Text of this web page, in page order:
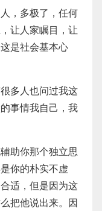
，多极了，任何
让人家瞩目，让
是社会基本心
多人也问过我这
事情我自己，我
助你那个独立思
你的朴实不虚
适，但是因为这
把他说出来。因